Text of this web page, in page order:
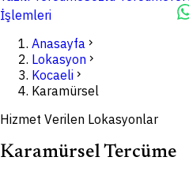
İşlemleri
Anasayfa chevron_right
Lokasyon chevron_right
Kocaeli chevron_right
Karamürsel
Hizmet Verilen Lokasyonlar
Karamürsel Tercüme